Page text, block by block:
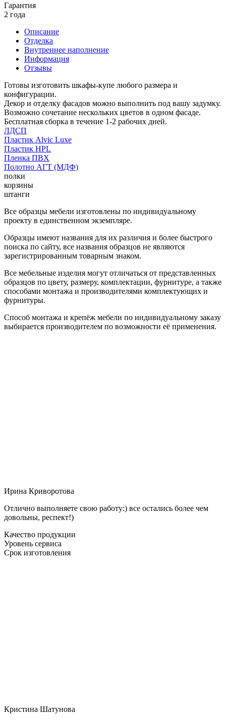
Гарантия
2 года
Описание
Отделка
Внутреннее наполнение
Информация
Отзывы
Готовы изготовить шкафы-купе любого размера и
конфигурации.
Декор и отделку фасадов можно выполнить под вашу задумку.
Возможно сочетание нескольких цветов в одном фасаде.
Бесплатная сборка в течение 1-2 рабочих дней.
ЛДСП
Пластик Alvic Luxe
Пластик HPL
Пленка ПВХ
Полотно АГТ (МДФ)
полки
корзины
штанги
Все образцы мебели изготовлены по индивидуальному
проекту в единственном экземпляре.
Образцы имеют названия для их различия и более быстрого
поиска по сайту, все названия образцов не являются
зарегистрированным товарным знаком.
Все мебельные изделия могут отличаться от представленных
образцов по цвету, размеру, комплектации, фурнитуре, а также
способами монтажа и производителями комплектующих и
фурнитуры.
Способ монтажа и крепёж мебели по индивидуальному заказу
выбирается производителем по возможности её применения.
Ирина Криворотова
Отлично выполняете свою работу:) все остались более чем
довольны, респект!)
Качество продукции
Уровень сервиса
Срок изготовления
Кристина Шатунова